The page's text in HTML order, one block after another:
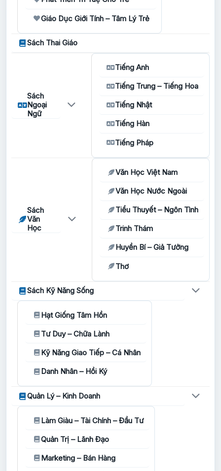
Giáo Dục Giới Tính – Tâm Lý Trẻ
Sách Thai Giáo
Sách
Ngoại
Ngữ
Tiếng Anh
Tiếng Trung – Tiếng Hoa
Tiếng Nhật
Tiếng Hàn
Tiếng Pháp
Sách
Văn
Học
Văn Học Việt Nam
Văn Học Nước Ngoài
Tiểu Thuyết – Ngôn Tình
Trinh Thám
Huyền Bí – Giả Tưởng
Thơ
Sách Kỹ Năng Sống
Hạt Giống Tâm Hồn
Tư Duy – Chữa Lành
Kỹ Năng Giao Tiếp – Cá Nhân
Danh Nhân – Hồi Ký
Quản Lý – Kinh Doanh
Làm Giàu – Tài Chính – Đầu Tư
Quản Trị – Lãnh Đạo
Marketing – Bán Hàng